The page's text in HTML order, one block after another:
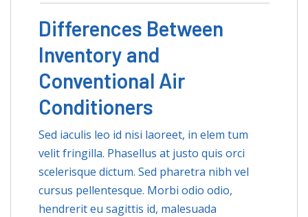
Differences Between
Inventory and
Conventional Air
Conditioners
Sed iaculis leo id nisi laoreet, in elem tum
velit fringilla. Phasellus at justo quis orci
scelerisque dictum. Sed pharetra nibh vel
cursus pellentesque. Morbi odio odio,
hendrerit eu sagittis id, malesuada